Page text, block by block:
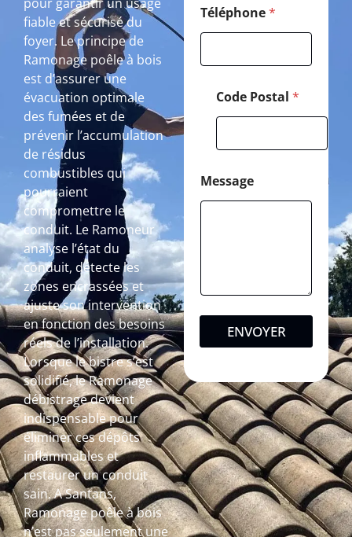
pour garantir un usage
fiable et sécurisé du
foyer. Le principe de
Ramonage poêle à bois
est d’assurer une
évacuation optimale
des fumées et de
prévenir l’accumulation
de résidus
combustibles qui
pourraient
compromettre le
conduit. Le Ramoneur
analyse l’état du
conduit, détecte les
zones encrassées et
ajuste son intervention
en fonction des besoins
réels de l’installation.
Lorsque le bistre s’est
solidifié, le Ramonage
débistrage devient
indispensable pour
éliminer ces dépôts
inflammables et
restaurer un conduit
sain. A Santans,
Ramonage poêle à bois
n’est pas seulement une
Téléphone*
Code Postal *
Message
ENVOYER